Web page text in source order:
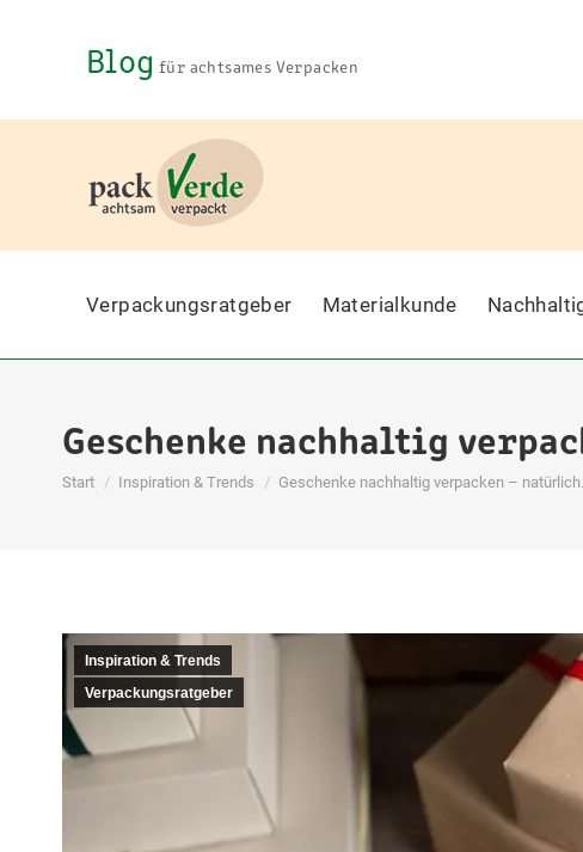
Blog für achtsames Verpacken
Verpackungsratgeber Materialkunde
Geschenke nachhaltig
Sie befinden sich hier:
Start Inspiration & Trends Geschenke nachhaltig verpacken –
Inspiration & Trends
Verpackungsratgeber